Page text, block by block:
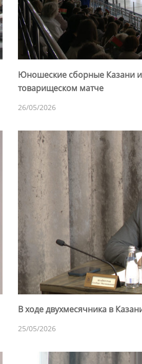
Юношеские сборные Казани
товарищеском матче
26/05/2026
В ходе двухмесячника в
25/05/2026